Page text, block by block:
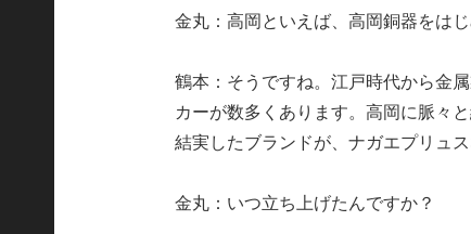
金丸：高岡といえば、高岡銅器をは
鶴本：そうですね。江戸時代から金
カーが数多くあります。高岡に脈々
結実したブランドが、ナガエプリュス
金丸：いつ立ち上げたんですか？